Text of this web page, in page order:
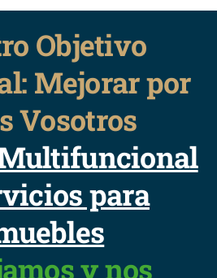
Objetivo
Mejorar por
Vosotros
para
y nos